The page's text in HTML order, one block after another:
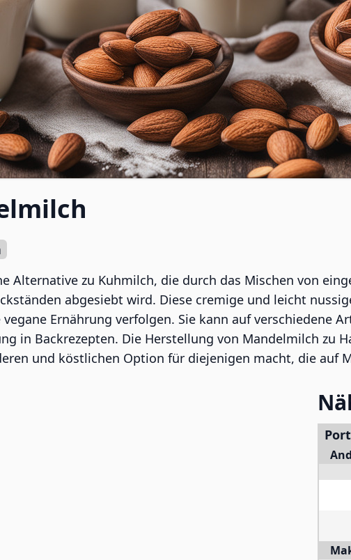
Alternative zu Kuhmilch, die durch das Mischen von
abgesiebt wird. Diese cremige und leicht
Ernährung verfolgen. Sie kann auf verschiedene
in Backrezepten. Die Herstellung von Mandelmilch zu
und köstlichen Option für diejenigen macht, die auf